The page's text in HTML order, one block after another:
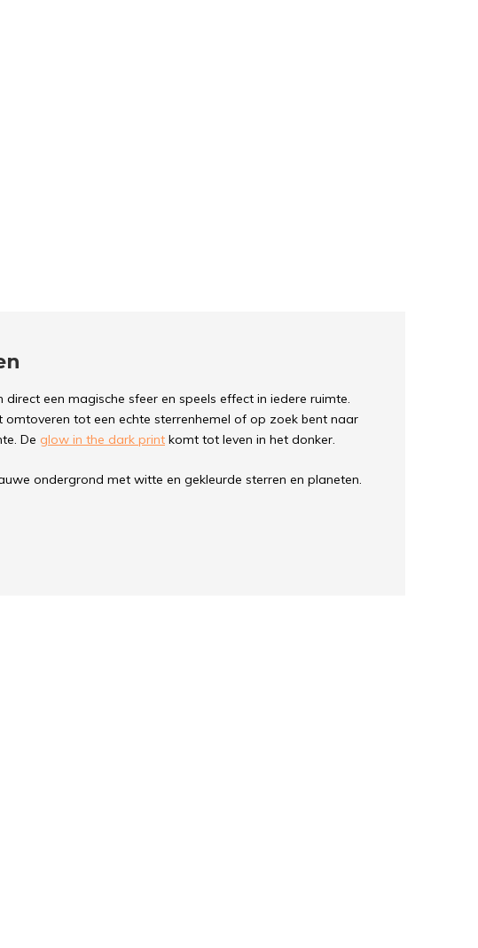
direct een magische sfeer en speels effect in iedere ruimte.
omtoveren tot een echte sterrenhemel of op zoek bent naar
De glow in the dark print komt tot leven in het donker.
ondergrond met witte en gekleurde sterren en planeten.